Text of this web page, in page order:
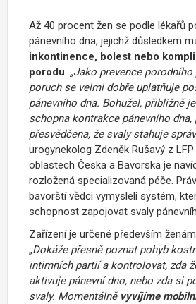
Až 40 procent žen se podle lékařů
pánevního dna, jejichž důsledkem
inkontinence, bolest nebo
porodu. „Jako prevence
poruch se velmi dobře uplatňuje
pánevního dna. Bohužel, přibližně
schopna kontrakce pánevního dna,
přesvědčena, že svaly stahuje
urogynekolog Zdeněk Rušavý z
oblastech Česka a Bavorska je
rozložená specializovaná péče.
bavorští vědci vymysleli systém,
schopnost zapojovat svaly
Zařízení je určené především
„Dokáže přesně poznat pohyb
intimních partií a kontrolovat, zda
aktivuje pánevní dno, nebo zda si
svaly. Momentálně vyvíjíme